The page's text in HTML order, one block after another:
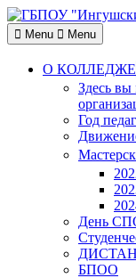
Skip
to
content
Menu Menu
О КОЛЛЕДЖЕ
Здесь вы
Год
День
БПОО